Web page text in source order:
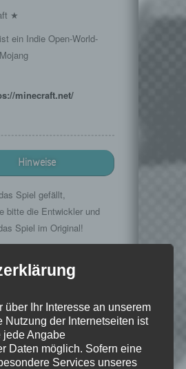
★
ein Indie Open-World-
minecraft.net/
Hinweise
Spiel gefällt,
bitte die Entwickler und
Spiel im Original!
"Minecraft" is a trademark
über Ihr Interesse an unserem
Nutzung der Internetseiten ist
jede Angabe
Daten möglich. Sofern eine
Services unseres